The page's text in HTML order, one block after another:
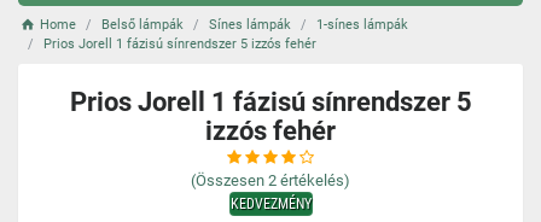
Home Belső lámpák Sínes lámpák
1-sínes lámpák
Prios Jorell 1 fázisú sínrendszer 5 izzós fehér
Prios Jorell 1 fázisú sínrendszer 5
izzós fehér
(Összesen 2 értékelés)
KEDVEZMÉNY